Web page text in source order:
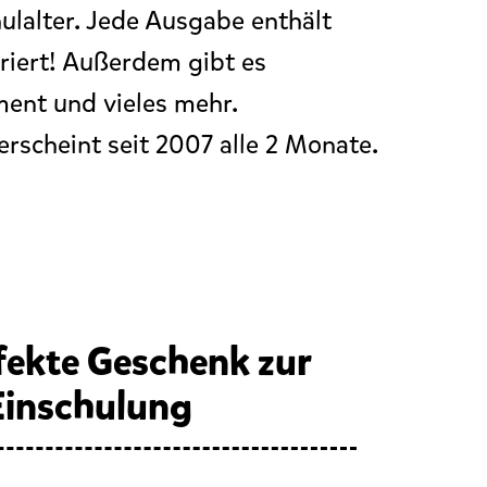
Jede Ausgabe enthält
Außerdem gibt es
und vieles mehr.
seit 2007 alle 2 Monate.
Geschenk zur